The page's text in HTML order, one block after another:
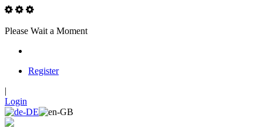
Please Wait a Moment
Register
|
Login